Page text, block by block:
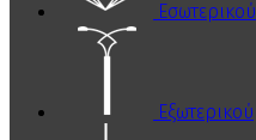
Εσωτερικού
Εξωτερικού